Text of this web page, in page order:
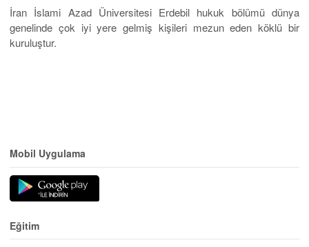
İran İslami Azad Üniversitesi Erdebil hukuk bölümü dünya
genelinde çok iyi yere gelmiş kişileri mezun eden köklü bir
kuruluştur.
Mobil Uygulama
Eğitim